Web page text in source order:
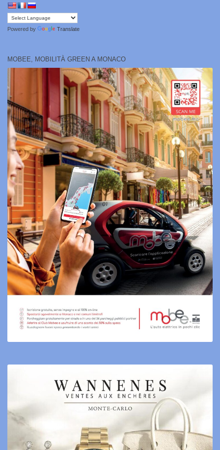
Powered by Translate
MOBEE, MOBILITÀ GREEN A MONACO